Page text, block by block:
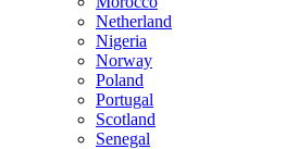
Netherland
Nigeria
Norway
Poland
Portugal
Scotland
Senegal